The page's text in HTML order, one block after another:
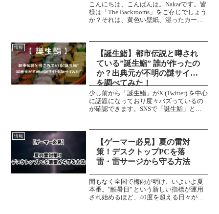
こんにちは、こんばんは。Nakarです。皆
様は「The Backrooms」をご存じでしょう
か？それは、黄色い壁紙、湿ったカーペ
ん。もし何らかの拍子に現実から抜け落
ちて...
情報
【誕生鮨】都市伝説と噂され
ている”誕生鮨” 誰が作ったの
か？出典元が不明の謎サイト
を調べてみた！
少し前から「誕生鮨」がX (Twitter) を中心
に話題になっており度々バズっているの
が確認できます。SNSで「誕生鮨」とい
生石」など一般的に聞くものから、「誕
生竜」...
情報
【ゲーマー必見】夏の雷対
策！デスクトップPCを落
雷・雷サージから守る方法
間もなく全国で梅雨が明け、いよいよ夏
本番。"酷暑日" という新しい指標が運用
され始めるほど、40度を超える日々が当